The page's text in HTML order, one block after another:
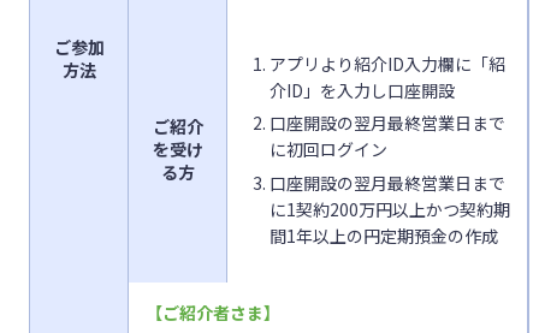
ご参加
方法
ご紹介
を受け
る方
アプリより紹介ID入力欄に「紹
介ID」を入力し口座開設
口座開設の翌月最終営業日まで
に初回ログイン
口座開設の翌月最終営業日まで
に1契約200万円以上かつ契約期
間1年以上の円定期預金の作成
【ご紹介者さま】